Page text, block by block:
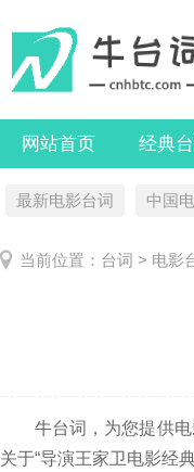
网站首页 经典
最新电影台词 中国
当前位置： 台词 > 电影
牛台词，为您提供电
关于“导演王家卫电影经